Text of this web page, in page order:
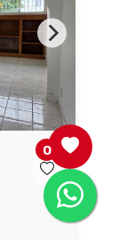
0